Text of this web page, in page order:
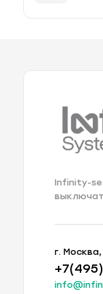
Infinity-se
г.